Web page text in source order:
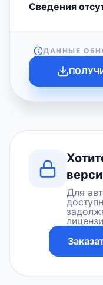
Cведения
ДАННЫЕ
Для